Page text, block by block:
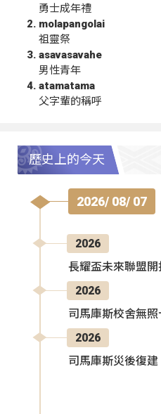
勇士成年禮
molapangolai
祖靈祭
asavasavahe
男性青年
atamatama
父字輩的稱呼
歷史上的今天
2026/ 08/ 07
2026
長耀盃未來聯盟
2026
司馬庫斯校舍無
2026
司馬庫斯災後復